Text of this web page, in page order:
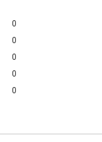
0
0
0
0
0